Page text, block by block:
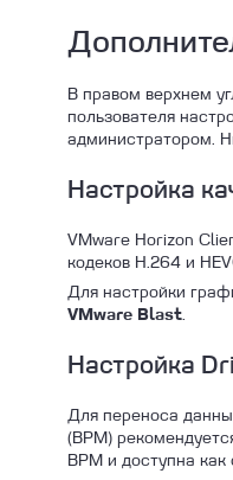
В правом верхнем
пользователя
администратором.
Настройка
VMware Horizon
кодеков H.264 и
Для настройки
VMware Blast.
Настройка
Для переноса
(ВРМ)
ВРМ и доступна как